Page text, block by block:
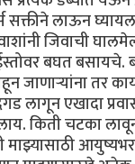
सक्तीने लाऊन
जिवाची
बघत बसायचे.
जाणाऱ्यांना तर
लागून एखादा
किती चटका
माझ्यासाठी